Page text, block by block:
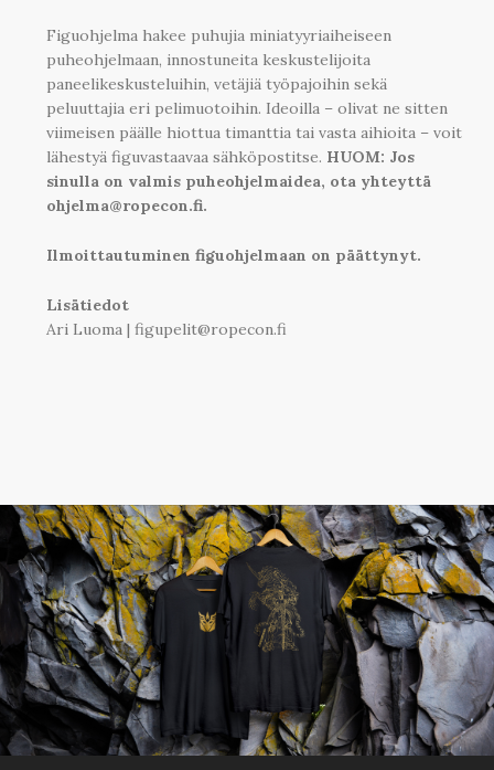
Figuohjelma hakee puhujia miniatyyriaiheiseen
puheohjelmaan, innostuneita keskustelijoita
paneelikeskusteluihin, vetäjiä työpajoihin sekä
peluuttajia eri pelimuotoihin. Ideoilla – olivat ne sitten
viimeisen päälle hiottua timanttia tai vasta aihioita – voit
lähestyä figuvastaavaa sähköpostitse. HUOM: Jos
sinulla on valmis puheohjelmaidea, ota yhteyttä
ohjelma@ropecon.fi.
Ilmoittautuminen figuohjelmaan on päättynyt.
Lisätiedot
Ari Luoma | figupelit@ropecon.fi